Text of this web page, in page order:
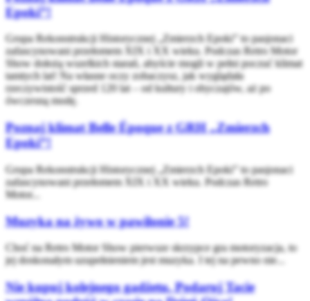
Epoki”!
Grupa Rekonstrukcji Historycznej „Zmierzch Epoki” to pasjonaci
zafascynowani przełomem XIX i XX wieku. Podczas Retro Motor
Show dołożą wszelkich starań, abyście mogli w pełni poczuć klimat
tamtych lat! Na własne oczy zobaczysz, jak wyglądała
rzeczywistość sprzed 120 lat – od kultury i obyczajów, aż po
ówczesną modę.
Poznaj klimat Belle Époque z GRH „Zmierzch
Epoki”!
Grupa Rekonstrukcji Historycznej „Zmierzch Epoki” to pasjonaci
zafascynowani przełomem XIX i XX wieku. Podczas Retro
Motor...
Muzyka na żywo w pawilonie 5!
Choć na Retro Motor Show pierwsze skrzypce gra motoryzacja, to
jej doskonałym uzupełnieniem jest muzyka. I tej na pewno nie...
Nie kupuj kolejnego gadżetu. Podaruj Tacie